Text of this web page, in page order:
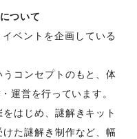
ついて
ベントを企画している
うコンセプトのもと、体
運営を行っています。
はじめ、謎解きキット
た謎解き制作など、幅